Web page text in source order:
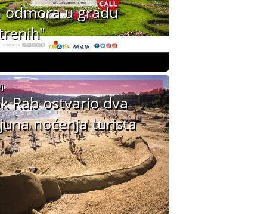
odmora u gradu
Rab ostvario dva
noćenja turista